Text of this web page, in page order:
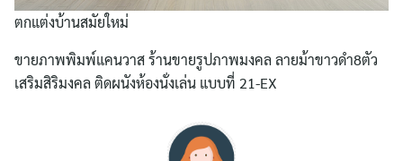
ตกแต่งบ้านสมัยใหม่
ขายภาพพิมพ์แคนวาส ร้านขายรูปภาพมงคล ลายม้าขาวดำ8ตัว
เสริมสิริมงคล ติดผนังห้องนั่งเล่น แบบที่ 21-EX